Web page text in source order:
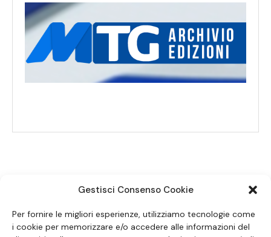
Gestisci Consenso Cookie
Per fornire le migliori esperienze, utilizziamo tecnologie come
i cookie per memorizzare e/o accedere alle informazioni del
SEGUICI SUI SOCIAL